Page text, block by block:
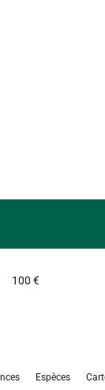
100 €
Espèces